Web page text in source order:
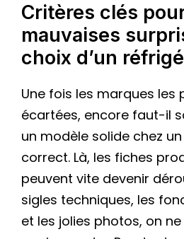
Critères clés
mauvaises
choix d’un
Une fois les marques les
écartées, encore faut-il
un modèle solide chez
correct. Là, les fiches
peuvent vite devenir
sigles techniques, les
et les jolies photos, on